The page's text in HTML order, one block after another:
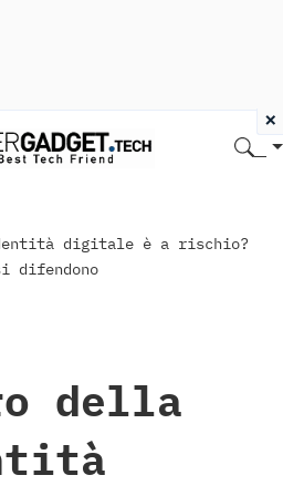
digitale è a rischio?
difendono
della
×